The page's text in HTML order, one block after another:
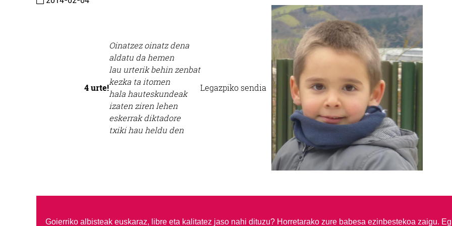
4 urte!
Oinatzez oinatz dena
aldatu da hemen
lau urterik behin zenbat
kezka ta itomen
hala hauteskundeak
izaten ziren lehen
eskerrak diktadore
txiki hau heldu den
Legazpiko sendia
Goierriko albisteak euskaraz, libre eta kalitatez jaso nahi dituzu? Horretarako zure babesa ezinbestekoa zaigu.